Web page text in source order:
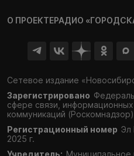
О ПРОЕКТЕРАДИО
Сетевое издание
Зарегистрировано
сфере связи,
коммуникаций (Роскомнадзор)
Регистрационный номер Эл
2025 г.
Учредитель: Муниципальное